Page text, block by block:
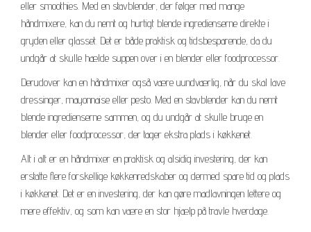
eller smoothies. Med en stavblender, der følger med mange
håndmixere, kan du nemt og hurtigt blende ingredienserne direkte i
gryden eller glasset. Det er både praktisk og tidsbesparende, da du
undgår at skulle hælde suppen over i en blender eller foodprocessor.
Derudover kan en håndmixer også være uundværlig, når du skal lave
dressinger, mayonnaise eller pesto. Med en stavblender kan du nemt
blende ingredienserne sammen, og du undgår at skulle bruge en
blender eller foodprocessor, der tager ekstra plads i køkkenet.
Alt i alt er en håndmixer en praktisk og alsidig investering, der kan
erstatte flere forskellige køkkenredskaber og dermed spare tid og plads
i køkkenet. Det er en investering, der kan gøre madlavningen lettere og
mere effektiv, og som kan være en stor hjælp på travle hverdage.